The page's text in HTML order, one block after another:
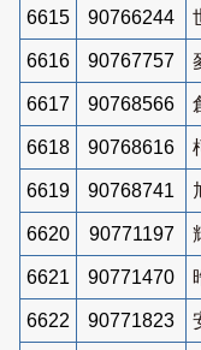
6615 90766244
6616 90767757
6617 90768566
6618 90768616
6619 90768741
6620 90771197
6621 90771470
6622 90771823